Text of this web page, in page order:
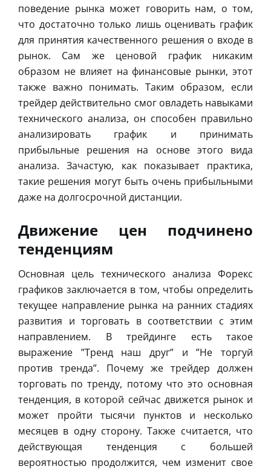
поведение рынка может говорить нам, о том,
что достаточно только лишь оценивать график
для принятия качественного решения о входе в
рынок. Сам же ценовой график никаким
образом не влияет на финансовые рынки, этот
также важно понимать. Таким образом, если
трейдер действительно смог овладеть навыками
технического анализа, он способен правильно
анализировать график и принимать
прибыльные решения на основе этого вида
анализа. Зачастую, как показывает практика,
такие решения могут быть очень прибыльными
даже на долгосрочной дистанции.
Движение цен подчинено
тенденциям
Основная цель технического анализа Форекс
графиков заключается в том, чтобы определить
текущее направление рынка на ранних стадиях
развития и торговать в соответствии с этим
направлением. В трейдинге есть такое
выражение ”Тренд наш друг” и ”Не торгуй
против тренда”. Почему же трейдер должен
торговать по тренду, потому что это основная
тенденция, в которой сейчас движется рынок и
может пройти тысячи пунктов и несколько
месяцев в одну сторону. Также считается, что
действующая тенденция с большей
вероятностью продолжится, чем изменит свое